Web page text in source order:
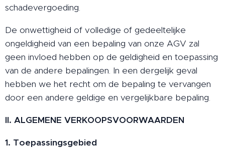
schadevergoeding.
De onwettigheid of volledige of gedeeltelijke
ongeldigheid van een bepaling van onze AGV zal
geen invloed hebben op de geldigheid en toepassing
van de andere bepalingen. In een dergelijk geval
hebben we het recht om de bepaling te vervangen
door een andere geldige en vergelijkbare bepaling.
II. ALGEMENE VERKOOPSVOORWAARDEN
1. Toepassingsgebied